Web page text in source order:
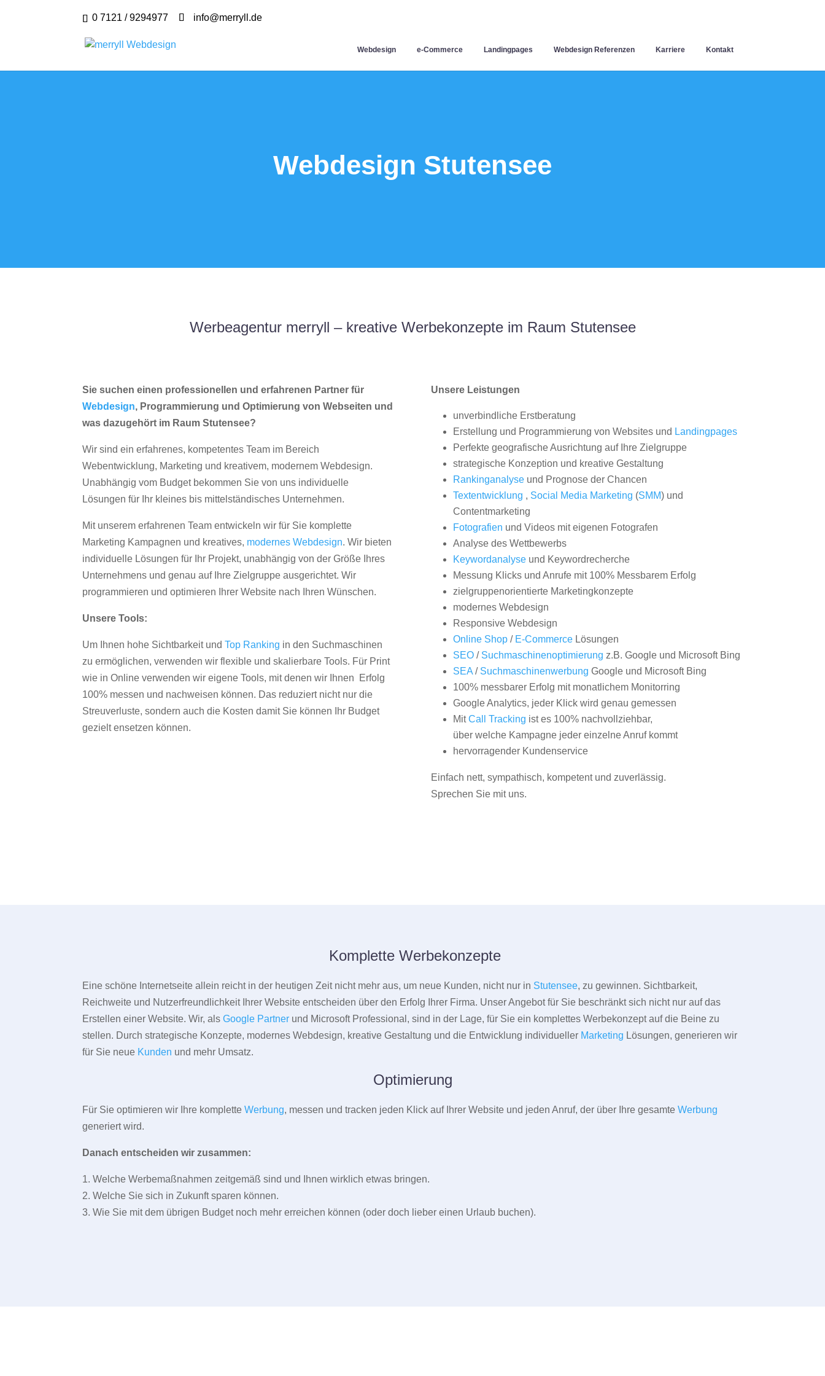
0 7121 / 9294977 info@merryll.de
Webdesign e-Commerce Landingpages Webdesign Referenzen Karriere Kontakt
Webdesign Stutensee
Werbeagentur merryll – kreative Werbekonzepte im Raum Stutensee
Sie suchen einen professionellen und erfahrenen Partner für
Webdesign, Programmierung und Optimierung von Webseiten und
was dazugehört im Raum Stutensee?
Wir sind ein erfahrenes, kompetentes Team im Bereich
Webentwicklung, Marketing und kreativem, modernem Webdesign.
Unabhängig vom Budget bekommen Sie von uns individuelle
Lösungen für Ihr kleines bis mittelständisches Unternehmen.
Mit unserem erfahrenen Team entwickeln wir für Sie komplette
Marketing Kampagnen und kreatives, modernes Webdesign. Wir bieten
individuelle Lösungen für Ihr Projekt, unabhängig von der Größe Ihres
Unternehmens und genau auf Ihre Zielgruppe ausgerichtet. Wir
programmieren und optimieren Ihrer Website nach Ihren Wünschen.
Unsere Tools:
Um Ihnen hohe Sichtbarkeit undTop Ranking in den Suchmaschinen
zu ermöglichen, verwenden wir flexible und skalierbare Tools. Für Print
wie in Online verwenden wir eigene Tools, mit denen wir Ihnen Erfolg
100% messen und nachweisen können. Das reduziert nicht nur die
Streuverluste, sondern auch die Kosten damit Sie können Ihr Budget
gezielt ensetzen können.
Unsere Leistungen
unverbindliche Erstberatung
Erstellung und Programmierung von Websites und Landingpages
Perfekte geografische Ausrichtung auf Ihre Zielgruppe
strategische Konzeption und kreative Gestaltung
Rankinganalyseund Prognose der Chancen
Textentwicklung , Social Media Marketing (SMM) und
Contentmarketing
Fotografien und Videos mit eigenen Fotografen
Analyse des Wettbewerbs
Keywordanalyseund Keywordrecherche
Messung Klicks und Anrufe mit 100% Messbarem Erfolg
zielgruppenorientierte Marketingkonzepte
modernes Webdesign
Responsive Webdesign
Online Shop/ E-CommerceLösungen
SEO/ Suchmaschinenoptimierung z.B. Google und Microsoft Bing
SEA/ Suchmaschinenwerbung Google und Microsoft Bing
100% messbarer Erfolg mit monatlichem Monitorring
Google Analytics, jeder Klick wird genau gemessen
MitCall Tracking ist es 100% nachvollziehbar,
über welche Kampagne jeder einzelne Anruf kommt
hervorragender Kundenservice
Einfach nett, sympathisch, kompetent und zuverlässig.
Sprechen Sie mit uns.
Komplette Werbekonzepte
Eine schöne Internetseite allein reicht in der heutigen Zeit nicht mehr aus, um neue Kunden, nicht nur in Stutensee, zu gewinnen. Sichtbarkeit,
Reichweite und Nutzerfreundlichkeit Ihrer Website entscheiden über den Erfolg Ihrer Firma. Unser Angebot für Sie beschränkt sich nicht nur auf das
Erstellen einer Website. Wir, alsGoogle Partner und Microsoft Professional, sind in der Lage, für Sie ein komplettes Werbekonzept auf die Beine zu
stellen. Durch strategische Konzepte, modernes Webdesign, kreative Gestaltung und die Entwicklung individueller Marketing Lösungen, generieren wir
für Sie neue Kunden und mehr Umsatz.
Optimierung
Für Sie optimieren wir Ihre kompletteWerbung, messen und tracken jeden Klick auf Ihrer Website und jeden Anruf, der über Ihre gesamteWerbung
generiert wird.
Danach entscheiden wir zusammen:
1. Welche Werbemaßnahmen zeitgemäß sind und Ihnen wirklich etwas bringen.
2. Welche Sie sich in Zukunft sparen können.
3. Wie Sie mit dem übrigen Budget noch mehr erreichen können (oder doch lieber einen Urlaub buchen).